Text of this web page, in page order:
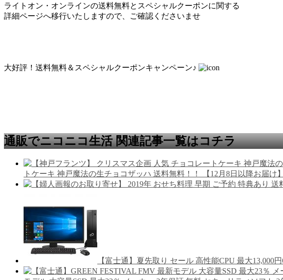
ライトオン・オンラインの送料無料とスペシャルクーポンに関する
詳細ページへ移行いたしますので、ご確認くださいませ
大好評！送料無料＆スペシャルクーポンキャンペーン♪
通販でニコニコ生活 関連記事一覧はコチラ
トケーキ 神戸魔法の生チョコザッハ 送料無料！！ 【12月8日以降お届け】
【富士通】夏先取り セール 高性能CPU 最大13,000